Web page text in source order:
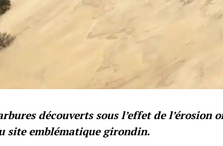
découverts sous l’effet de l’érosion
site emblématique girondin.